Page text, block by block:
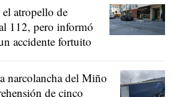
atropello de
112, pero informó
accidente fortuito
narcolancha del Miño
de cinco